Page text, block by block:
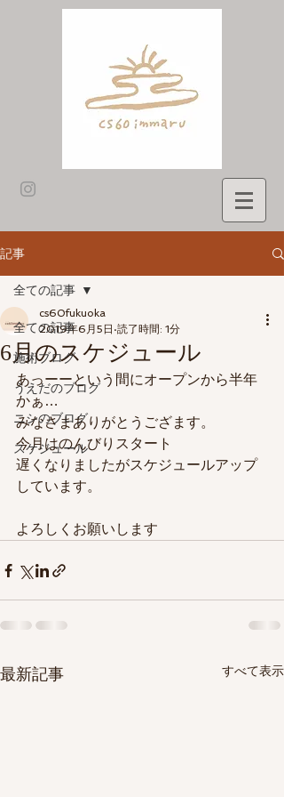
記事
全ての記事
施術ブログ
うえだのブログ
ニシのブログ
スケジュール
全ての記事
6月のスケジュール
cs60fukuoka
2019年6月5日 読了時間: 1分
あっーーという間にオープンから半年
かぁ…
みなさまありがとうござます。
今月はのんびりスタート
遅くなりましたがスケジュールアップ
しています。
よろしくお願いします
最新記事 すべて表示